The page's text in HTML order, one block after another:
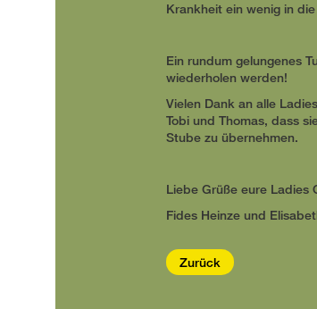
Krankheit ein wenig in
Ein rundum gelungenes
wiederholen werden!
Vielen Dank an alle
Tobi und Thomas, dass
Stube zu übernehmen.
Liebe Grüße eure Ladies
Fides Heinze und
Zurück